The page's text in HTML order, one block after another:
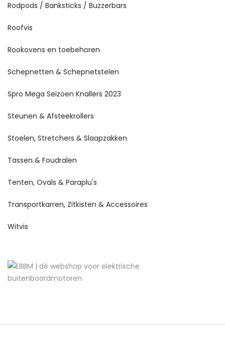
Rodpods / Banksticks / Buzzerbars
Roofvis
Rookovens en toebehoren
Schepnetten & Schepnetstelen
Spro Mega Seizoen Knallers 2023
Steunen & Afsteekrollers
Stoelen, Stretchers & Slaapzakken
Tassen & Foudralen
Tenten, Ovals & Paraplu's
Transportkarren, Zitkisten & Accessoires
Witvis